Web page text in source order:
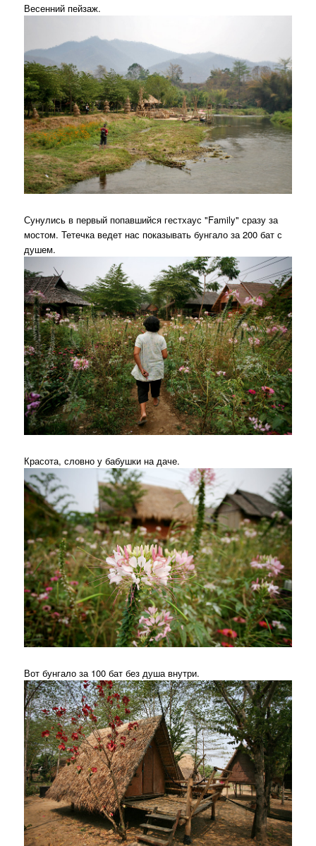
Весенний пейзаж.
Сунулись в первый попавшийся гестхаус "Family" сразу за
мостом. Тетечка ведет нас показывать бунгало за 200 бат с
душем.
Красота, словно у бабушки на даче.
Вот бунгало за 100 бат без душа внутри.